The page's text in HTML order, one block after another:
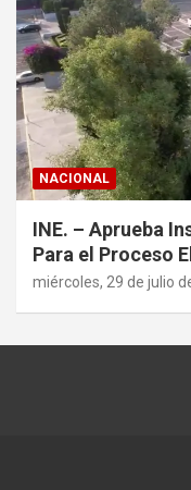
NACIONAL
INE. – Aprueba
Para el Proceso
miércoles, 29 de julio